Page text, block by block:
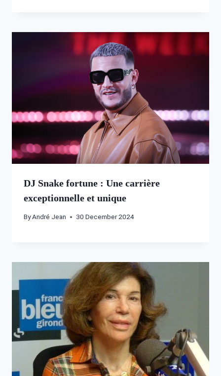
DJ Snake fortune : Une carrière
exceptionnelle et unique
ByAndré Jean 30 December 2024